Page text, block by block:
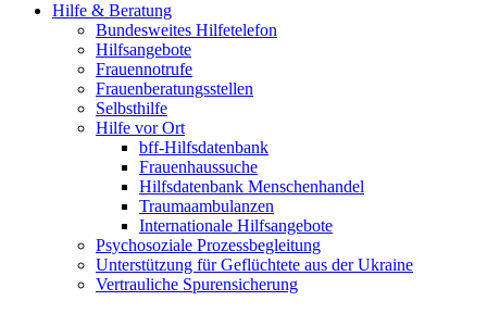
Hilfe & Beratung
Bundesweites Hilfetelefon
Hilfsangebote
Frauennotrufe
Frauenberatungsstellen
Selbsthilfe
Hilfe vor Ort
bff-Hilfsdatenbank
Frauenhaussuche
Hilfsdatenbank Menschenhandel
Traumaambulanzen
Internationale Hilfsangebote
Psychosoziale Prozessbegleitung
Unterstützung für Geflüchtete aus der Ukraine
Vertrauliche Spurensicherung